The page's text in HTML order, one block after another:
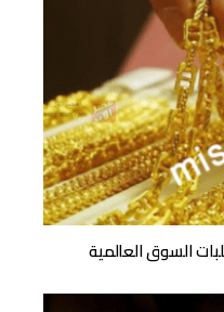
السوق العالمية